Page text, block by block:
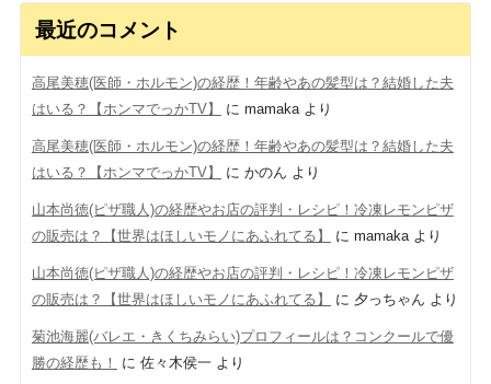
最近のコメント
高尾美穂(医師・ホルモン)の経歴！年齢やあの髪型は？結婚した夫
はいる？【ホンマでっかTV】
に mamakaより
高尾美穂(医師・ホルモン)の経歴！年齢やあの髪型は？結婚した夫
はいる？【ホンマでっかTV】
に かのん より
山本尚徳(ピザ職人)の経歴やお店の評判・レシピ！冷凍レモンピザ
の販売は？【世界はほしいモノにあふれてる】
に mamakaより
山本尚徳(ピザ職人)の経歴やお店の評判・レシピ！冷凍レモンピザ
の販売は？【世界はほしいモノにあふれてる】
に 夕っちゃん より
菊池海麗(バレエ・きくちみらい)プロフィールは？コンクールで優
勝の経歴も！
に 佐々木侯一より